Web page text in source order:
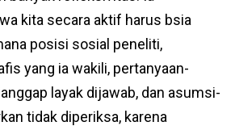
kita secara aktif harus bsia
posisi sosial peneliti,
yang ia wakili, pertanyaan-
layak dijawab, dan asumsi-
tidak diperiksa, karena